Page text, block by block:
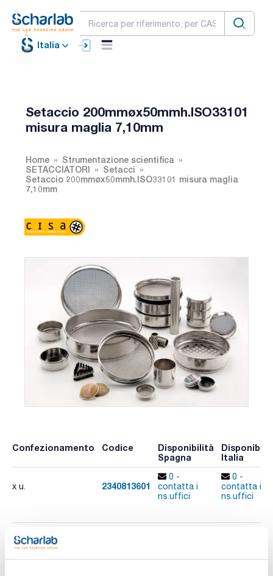
Italia
Setaccio 200mmøx50mmh.ISO33101
misura maglia 7,10mm
Home
Strumentazione scientifica
SETACCIATORI
Setacci
Setaccio 200mmøx50mmh.ISO33101 misura maglia
7,10mm
Confezionamento Codice
Disponibilità
Spagna
Italia
x u. 2340813601
0 -
contatta i
ns.uffici
0 -
contatta i
ns.uffici
Caratteristiche